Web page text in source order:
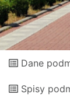
Dane
Spisy